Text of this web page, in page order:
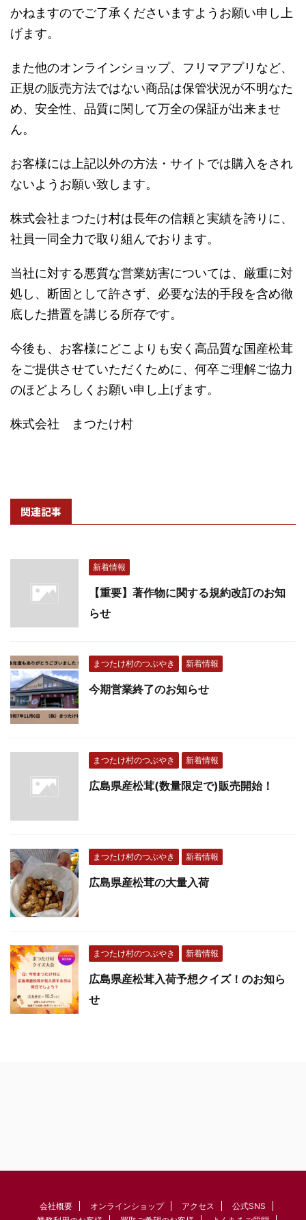
かねますのでご了承くださいますようお願い申し上
げます。
また他のオンラインショップ、フリマアプリなど、
正規の販売方法ではない商品は保管状況が不明なた
め、安全性、品質に関して万全の保証が出来ませ
ん。
お客様には上記以外の方法・サイトでは購入をされ
ないようお願い致します。
株式会社まつたけ村は長年の信頼と実績を誇りに、
社員一同全力で取り組んでおります。
当社に対する悪質な営業妨害については、厳重に対
処し、断固として許さず、必要な法的手段を含め徹
底した措置を講じる所存です。
今後も、お客様にどこよりも安く高品質な国産松茸
をご提供させていただくために、何卒ご理解ご協力
のほどよろしくお願い申し上げます。
株式会社 まつたけ村
関連記事
新着情報
【重要】著作物に関する規約改訂のお知
らせ
まつたけ村のつぶやき 新着情報
今期営業終了のお知らせ
まつたけ村のつぶやき 新着情報
広島県産松茸(数量限定で)販売開始！
まつたけ村のつぶやき 新着情報
広島県産松茸の大量入荷
まつたけ村のつぶやき 新着情報
広島県産松茸入荷予想クイズ！のお知ら
せ
会社概要 オンラインショップ アクセス
公式SNS